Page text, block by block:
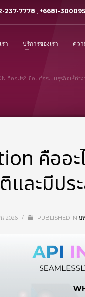
237-7778 , +6681-
รา บริการของเรา ควา
คืออะไร? เชื่อมต่อระบบธุรกิจให้ท
คืออะ
และมีป
2026 / PUBLISHED IN บ